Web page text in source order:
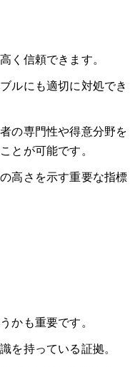
く信頼できます。
ルにも適切に対処でき
の専門性や得意分野を
とが可能です。
高さを示す重要な指標
かも重要です。
を持っている証拠。